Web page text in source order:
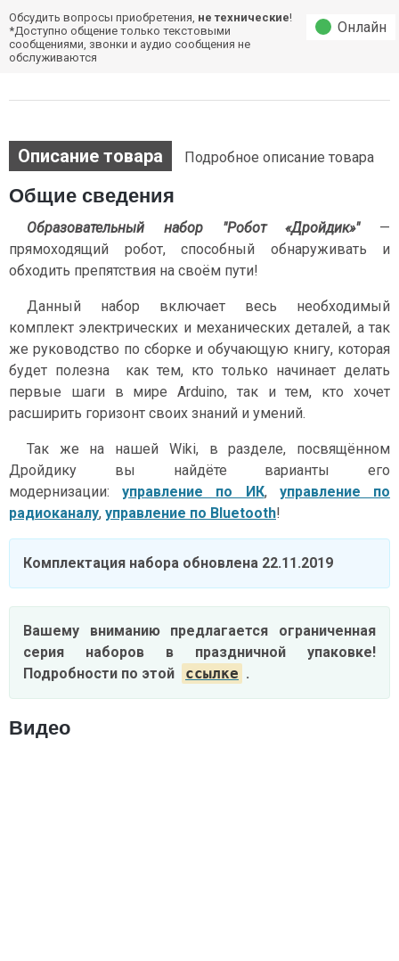
Обсудить вопросы приобретения, не технические!
*Доступно общение только текстовыми
сообщениями, звонки и аудио сообщения не
обслуживаются
Онлайн
Описание товара Подробное описание товара
Общие сведения
Образовательный набор "Робот «Дройдик»"—
прямоходящий робот, способный обнаруживать и
обходить препятствия на своём пути!
Данный набор включает весь необходимый
комплект электрических и механических деталей, а так
же руководство по сборке и обучающую книгу, которая
будет полезна как тем, кто только начинает делать
первые шаги в мире Arduino, так и тем, кто хочет
расширить горизонт своих знаний и умений.
Так же на нашей Wiki, в разделе, посвящённом
Дройдику вы найдёте варианты его
модернизации:управление по ИК, управление по
радиоканалу, управление по Bluetooth!
Комплектация набора обновлена 22.11.2019
Вашему вниманию предлагается ограниченная
серия наборов в праздничной упаковке!
Подробности по этой
ссылке .
Видео